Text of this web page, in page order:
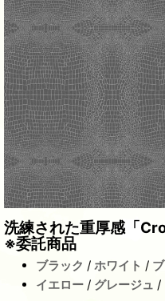
洗練された重厚感「
※委託商品
ブラック / ホワイト /
イエロー / グレージュ /